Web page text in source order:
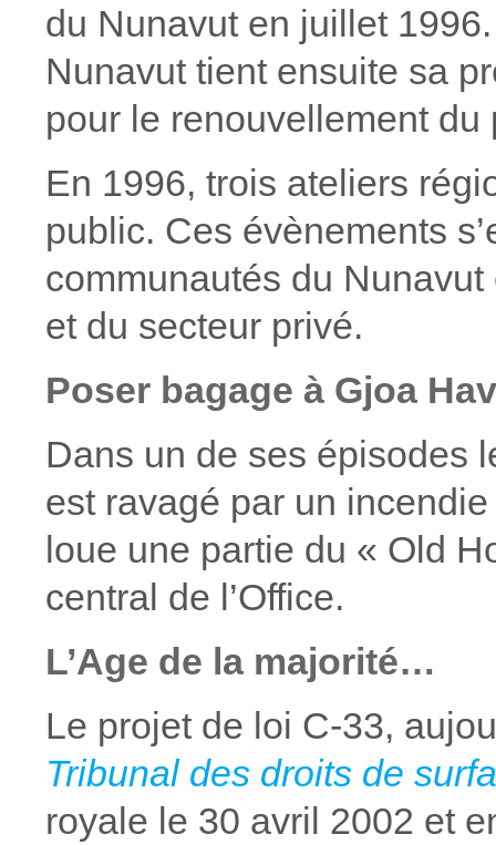
du Nunavut en juillet
Nunavut tient ensuite sa
pour le renouvellement
En 1996, trois ateliers
public. Ces évènements
communautés du
et du secteur privé.
Poser bagage à Gjoa
Dans un de ses épisodes
est ravagé par un
loue une partie du « Old
central de l’Office.
L’Age de la majorité…
Le projet de loi C-33,
Tribunal des droits de
royale le 30 avril 2002 et